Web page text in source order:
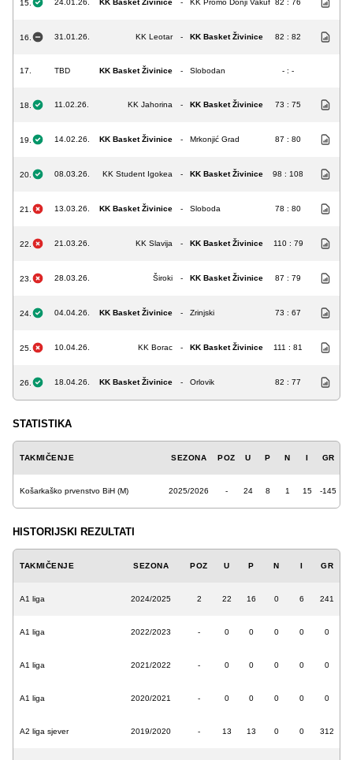
15. 24.01.26. KK Basket Živinice - KK Promo Donji Vakuf 82 : 76
16. 31.01.26. KK Leotar - KK Basket Živinice 82 : 82
17. TBD KK Basket Živinice - Slobodan - : -
18. 11.02.26. KK Jahorina - KK Basket Živinice 73 : 75
19. 14.02.26. KK Basket Živinice - Mrkonjić Grad 87 : 80
20. 08.03.26. KK Student Igokea - KK Basket Živinice 98 : 108
21. 13.03.26. KK Basket Živinice - Sloboda 78 : 80
22. 21.03.26. KK Slavija - KK Basket Živinice 110 : 79
23. 28.03.26. Široki - KK Basket Živinice 87 : 79
24. 04.04.26. KK Basket Živinice - Zrinjski 73 : 67
25. 10.04.26. KK Borac - KK Basket Živinice 111 : 81
26. 18.04.26. KK Basket Živinice - Orlovik 82 : 77
STATISTIKA
TAKMIČENJE SEZONA POZ U P N I GR
Košarkaško prvenstvo BiH (M) 2025/2026 - 24 8 1 15 -145
HISTORIJSKI REZULTATI
TAKMIČENJE SEZONA POZ U P N I GR
A1 liga 2024/2025 2 22 16 0 6 241
A1 liga 2022/2023 - 0 0 0 0 0
A1 liga 2021/2022 - 0 0 0 0 0
A1 liga 2020/2021 - 0 0 0 0 0
A2 liga sjever 2019/2020 - 13 13 0 0 312